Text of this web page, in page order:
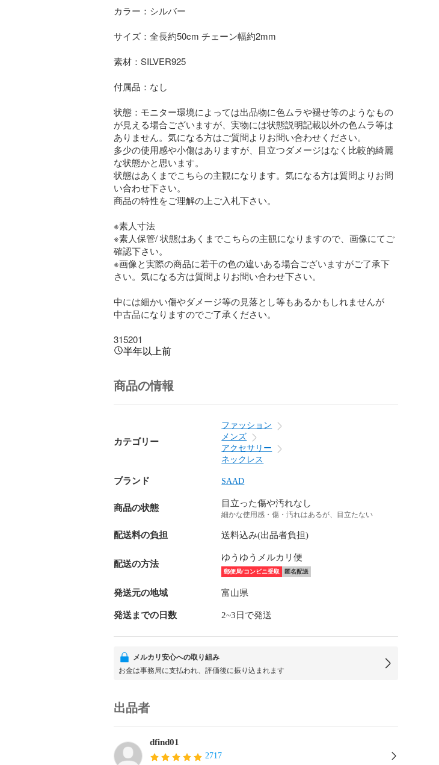
カラー：シルバー
サイズ：全長約50cm チェーン幅約2mm
素材：SILVER925
付属品：なし
状態：モニター環境によっては出品物に色ムラや褪せ等のようなもの
が見える場合ございますが、実物には状態説明記載以外の色ムラ等は
ありません。気になる方はご質問よりお問い合わせください。
多少の使用感や小傷はありますが、目立つダメージはなく比較的綺麗
な状態かと思います。
状態はあくまでこちらの主観になります。気になる方は質問よりお問
い合わせ下さい。
商品の特性をご理解の上ご入札下さい。
※素人寸法
※素人保管/ 状態はあくまでこちらの主観になりますので、画像にてご
確認下さい。
※画像と実際の商品に若干の色の違いある場合ございますがご了承下
さい。気になる方は質問よりお問い合わせ下さい。
中には細かい傷やダメージ等の見落とし等もあるかもしれませんが
中古品になりますのでご了承ください。
315201
半年以上前
商品の情報
カテゴリー
ファッション
メンズ
アクセサリー
ネックレス
ブランド SAAD
商品の状態 目立った傷や汚れなし
細かな使用感・傷・汚れはあるが、目立たない
配送料の負担 送料込み(出品者負担)
配送の方法
ゆうゆうメルカリ便
郵便局/コンビニ受取 匿名配送
発送元の地域 富山県
発送までの日数 2~3日で発送
メルカリ安心への取り組み
お金は事務局に支払われ、評価後に振り込まれます
出品者
dfind01
2717